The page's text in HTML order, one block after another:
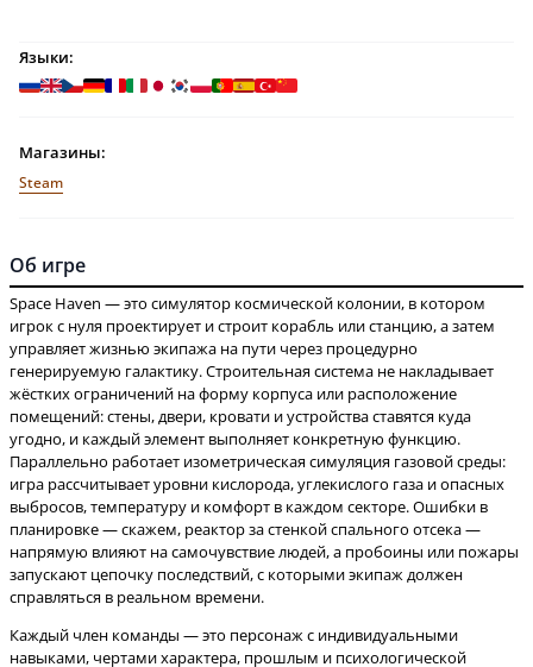
Языки:
Магазины:
Steam
Об игре
Space Haven — это симулятор космической колонии, в котором
игрок с нуля проектирует и строит корабль или станцию, а затем
управляет жизнью экипажа на пути через процедурно
генерируемую галактику. Строительная система не накладывает
жёстких ограничений на форму корпуса или расположение
помещений: стены, двери, кровати и устройства ставятся куда
угодно, и каждый элемент выполняет конкретную функцию.
Параллельно работает изометрическая симуляция газовой среды:
игра рассчитывает уровни кислорода, углекислого газа и опасных
выбросов, температуру и комфорт в каждом секторе. Ошибки в
планировке — скажем, реактор за стенкой спального отсека —
напрямую влияют на самочувствие людей, а пробоины или пожары
запускают цепочку последствий, с которыми экипаж должен
Каждый член команды — это персонаж с индивидуальными
навыками, чертами характера, прошлым и психологической